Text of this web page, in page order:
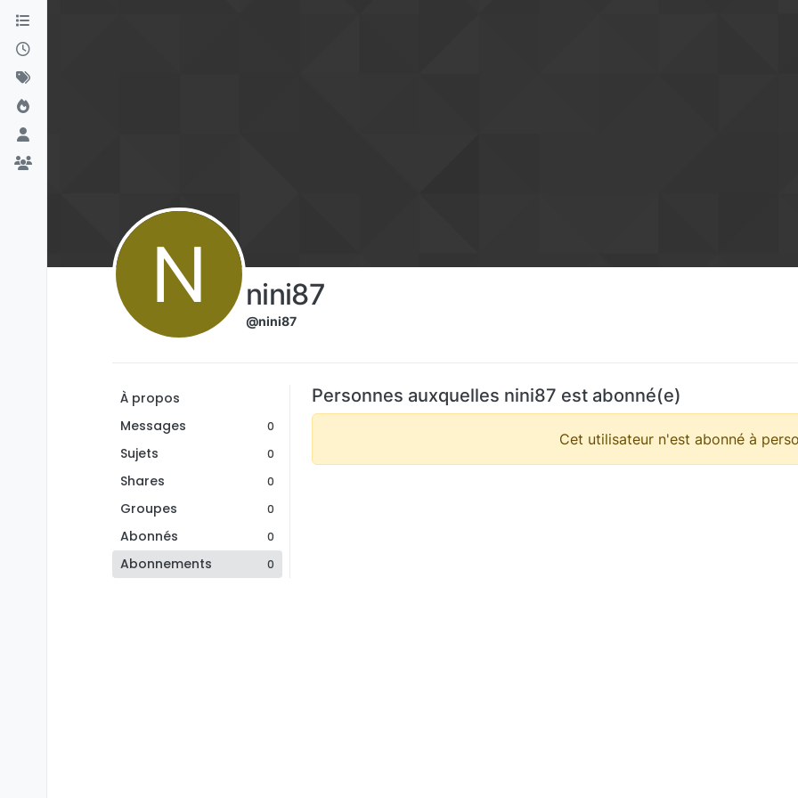
Aller directement au contenu
N nini87
@nini87
À propos
Messages
0
Sujets 0
Shares 0
Groupes 0
Abonnés 0
Abonnements 0
Personnes auxquelles nini87 est abonné(e)
Cet utilisateur n'est abonné à